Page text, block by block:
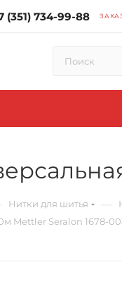
(351) 734-99-88
Нитки для шитья
Mettler Seralon 1678-